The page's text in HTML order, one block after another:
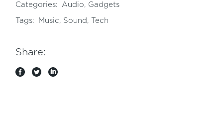
Categories: Audio, Gadgets
Tags: Music, Sound , Tech
Share: